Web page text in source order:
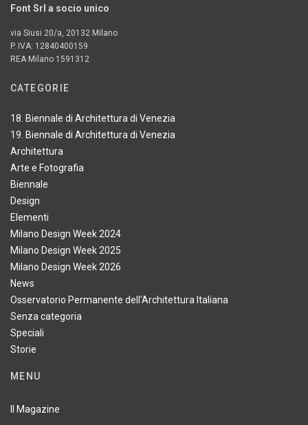
Font Srl a socio unico
via Siusi 20/a, 20132 Milano
P. IVA: 12840400159
REA Milano 1591312
CATEGORIE
18. Biennale di Architettura di Venezia
19. Biennale di Architettura di Venezia
Architettura
Arte e Fotografia
Biennale
Design
Elementi
Milano Design Week 2024
Milano Design Week 2025
Milano Design Week 2026
News
Osservatorio Permanente dell'Architettura Italiana
Senza categoria
Speciali
Storie
MENU
Il Magazine